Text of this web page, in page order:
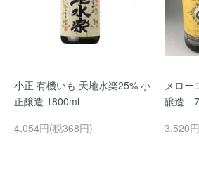
小正 有機いも 天地水楽25% 小
正醸造 1800ml
4,054円(税368円)
メロ
醸造
3,520